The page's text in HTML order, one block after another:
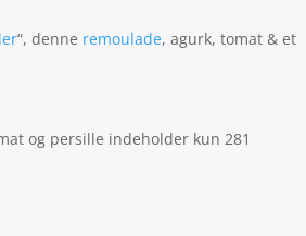
“, denne remoulade, agurk, tomat & et
og persille indeholder kun 281